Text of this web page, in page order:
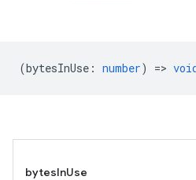
(bytesInUse : number) =>
bytesInUse